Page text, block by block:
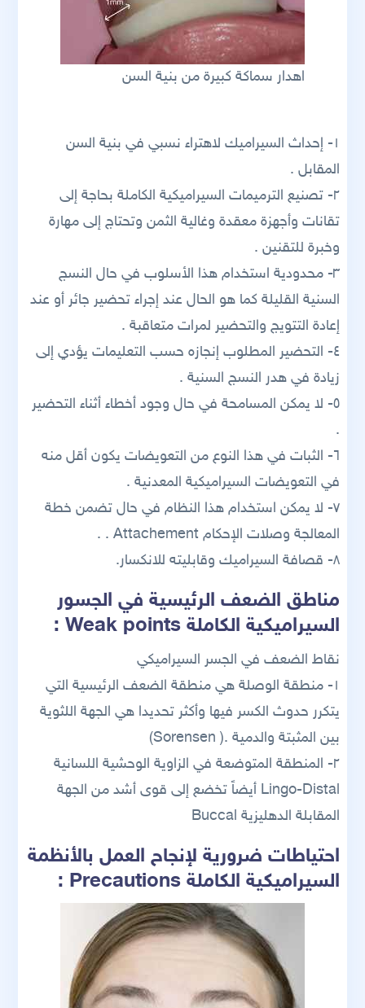
اهدار سماكة كبيرة من بنية السن
١- إحداث السيراميك لاهتراء نسبي في بنية السن
المقابل .
٢- تصنيع الترميمات السيراميكية الكاملة بحاجة إلى
تقانات وأجهزة معقدة وغالية الثمن وتحتاج إلى مهارة
وخبرة للتقنين .
٣- محدودية استخدام هذا الأسلوب في حال النسج
السنية القليلة كما هو الحال عند إجراء تحضير جائر أو عند
إعادة التتويج والتحضير لمرات متعاقبة .
٤- التحضير المطلوب إنجازه حسب التعليمات يؤدي إلى
زيادة في هدر النسج السنية .
٥- لا يمكن المسامحة في حال وجود أخطاء أثناء التحضير
.
٦- الثبات في هذا النوع من التعويضات يكون أقل منه
في التعويضات السيراميكية المعدنية .
٧- لا يمكن استخدام هذا النظام في حال تضمن خطة
المعالجة وصلات الإحكام Attachement . .
٨- قصافة السيراميك وقابليته للانكسار.
مناطق الضعف الرئيسية في الجسور
السيراميكية الكاملة Weak points :
نقاط الضعف في الجسر السيراميكي
١- منطقة الوصلة هي منطقة الضعف الرئيسية التي
يتكرر حدوث الكسر فيها وأكثر تحديدا هي الجهة اللثوية
بين المثبتة والدمية .( Sorensen)
٢- المنطقة المتوضعة في الزاوية الوحشية اللسانية
Lingo-Distal أيضاً تخضع إلى قوى أشد من الجهة
المقابلة الدهليزية Buccal
احتياطات ضرورية لإنجاح العمل بالأنظمة
السيراميكية الكاملة Precautions :